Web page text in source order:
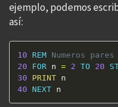
ejemplo, podemos
así:
10 REM Numeros
20
FOR n = 2 TO 20
30
PRINT
40 NEXT n